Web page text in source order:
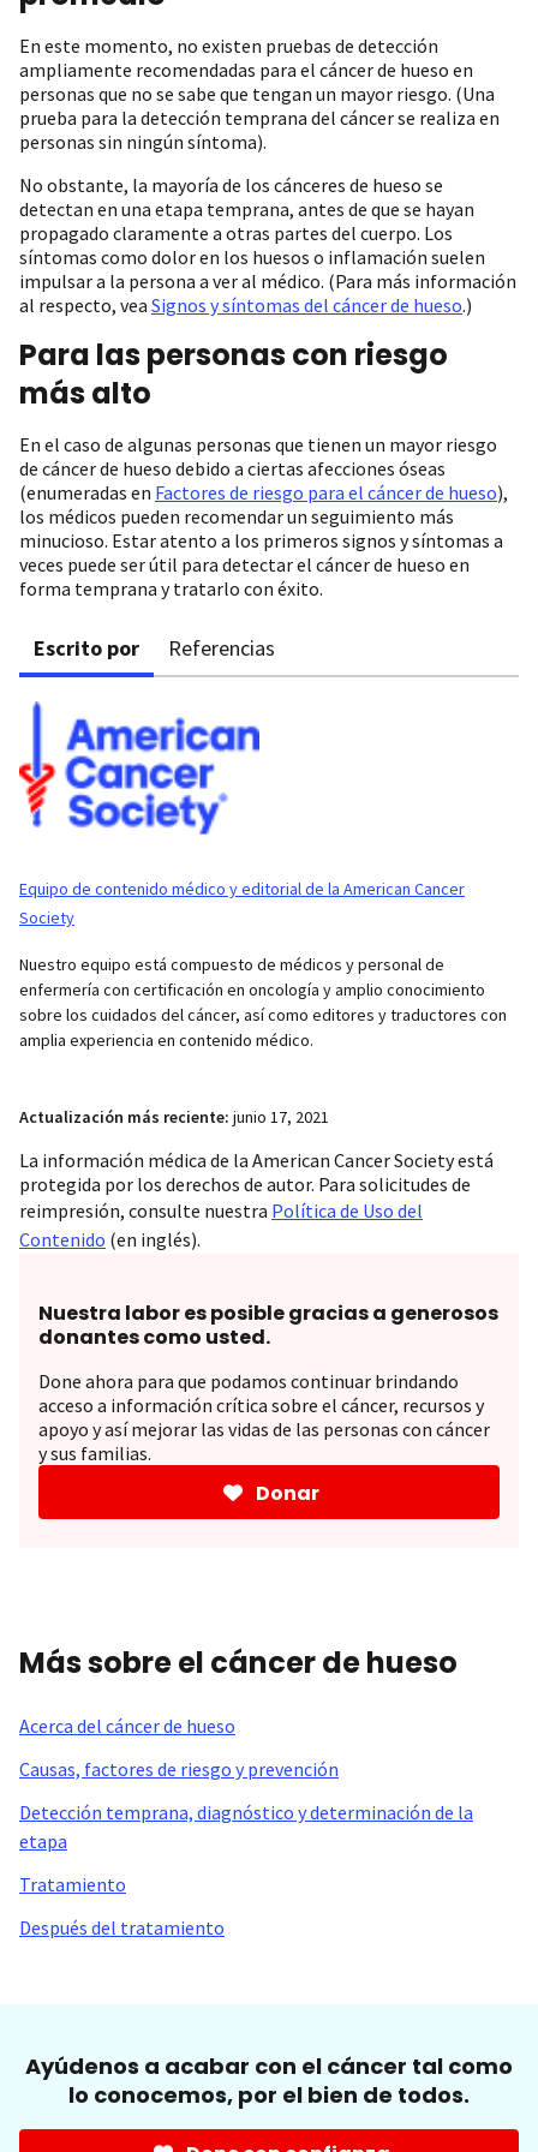
En este momento, no existen pruebas de detección
ampliamente recomendadas para el cáncer de hueso en
personas que no se sabe que tengan un mayor riesgo. (Una
prueba para la detección temprana del cáncer se realiza en
personas sin ningún síntoma).
No obstante, la mayoría de los cánceres de hueso se
detectan en una etapa temprana, antes de que se hayan
propagado claramente a otras partes del cuerpo. Los
síntomas como dolor en los huesos o inflamación suelen
impulsar a la persona a ver al médico. (Para más información
al respecto, vea Signos y síntomas del cáncer de hueso.)
Para las personas con riesgo
más alto
En el caso de algunas personas que tienen un mayor riesgo
de cáncer de hueso debido a ciertas afecciones óseas
(enumeradas en Factores de riesgo para el cáncer de hueso),
los médicos pueden recomendar un seguimiento más
minucioso. Estar atento a los primeros signos y síntomas a
veces puede ser útil para detectar el cáncer de hueso en
forma temprana y tratarlo con éxito.
Escrito por Referencias
Equipo de contenido médico y editorial de la American Cancer
Society
Nuestro equipo está compuesto de médicos y personal de
enfermería con certificación en oncología y amplio conocimiento
sobre los cuidados del cáncer, así como editores y traductores con
amplia experiencia en contenido médico.
Actualización más reciente: junio 17, 2021
La información médica de la American Cancer Society está
protegida por los derechos de autor. Para solicitudes de
reimpresión, consulte nuestra Política de Uso del
Contenido (en inglés).
Nuestra labor es posible gracias a generosos
donantes como usted.
Done ahora para que podamos continuar brindando
acceso a información crítica sobre el cáncer, recursos y
apoyo y así mejorar las vidas de las personas con cáncer
y sus familias.
Donar
Más sobre el cáncer de hueso
Acerca del cáncer de hueso
Causas, factores de riesgo y prevención
Detección temprana, diagnóstico y determinación de la
etapa
Tratamiento
Después del tratamiento
Ayúdenos a acabar con el cáncer tal como
lo conocemos, por el bien de todos.